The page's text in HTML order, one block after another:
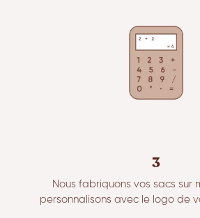
3
Nous fabriquons vos sacs sur
personnalisons avec le logo de